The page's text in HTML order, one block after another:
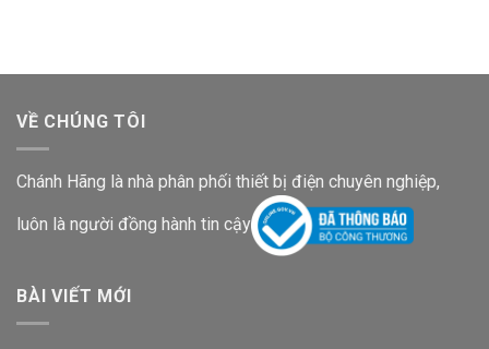
VỀ CHÚNG TÔI
Chánh Hãng là nhà phân phối thiết bị điện chuyên nghiệp,
luôn là người đồng hành tin cậy
BÀI VIẾT MỚI